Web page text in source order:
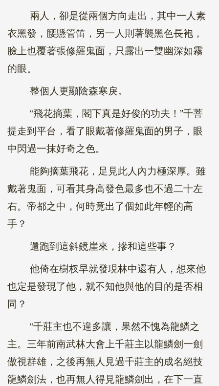
兩人，卻是從兩個方向走出，其中一人素
衣黑發，腰懸管笛，另一人則著襲黑色長袍，
臉上也覆著張修羅鬼面，只露出一雙幽深如霧
的眼。
整個人更顯陰森寒戾。
“飛花摘葉，閣下真是好俊的功夫！”千菩
提走到平台，看了眼戴著修羅鬼面的男子，眼
中閃過一抹好奇之色。
能夠摘葉飛花，足見此人內力極深厚。雖
戴著鬼面，可看其身高發色最多也不過二十左
右。帝都之中，何時竟出了個如此年輕的高
手？
還跑到這斜鏡崖來，摻和這些事？
他倚在樹杈早就發現林中還有人，想來他
也定是發現了他，就不知他與他的目的是否相
同？
“千莊主也不遑多讓，果然不愧為龍鱗之
主。三年前南武林大會上千莊主以龍鱗劍一劍
傲視群雄，之後再無人見過千莊主的成名絕技
龍鱗劍法，也再無人得見龍鱗劍出，在下一直